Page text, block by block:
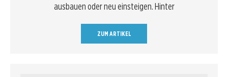
ausbauen oder neu einsteigen. Hinter
ZUM ARTIKEL